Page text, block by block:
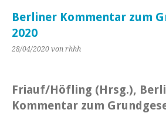
Berliner Kommentar zum
2020
28/04/2020 von rhhh
Friauf/Höfling (Hrsg.),
Kommentar zum